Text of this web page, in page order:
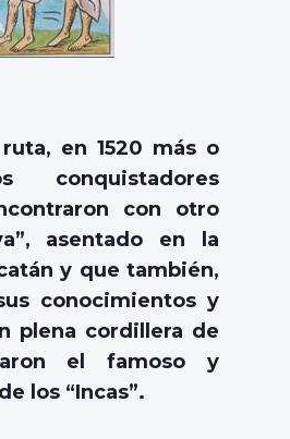
en 1520 más o
conquistadores
con otro
asentado en la
y que también,
conocimientos y
plena cordillera de
el famoso y
los “Incas”.